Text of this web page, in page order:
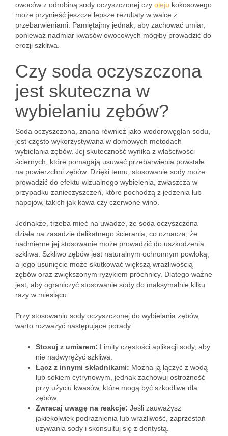
owoców z odrobiną sody oczyszczonej czy oleju kokosowego
może przynieść jeszcze lepsze rezultaty w walce z
przebarwieniami. Pamiętajmy jednak, aby zachować umiar,
ponieważ nadmiar kwasów owocowych mógłby prowadzić do
erozji szkliwa.
Czy soda oczyszczona
jest skuteczna w
wybielaniu zębów?
Soda oczyszczona, znana również jako wodorowęglan sodu,
jest często wykorzystywana w domowych metodach
wybielania zębów. Jej skuteczność wynika z właściwości
ściernych, które pomagają usuwać przebarwienia powstałe
na powierzchni zębów. Dzięki temu, stosowanie sody może
prowadzić do efektu wizualnego wybielenia, zwłaszcza w
przypadku zanieczyszczeń, które pochodzą z jedzenia lub
napojów, takich jak kawa czy czerwone wino.
Jednakże, trzeba mieć na uwadze, że soda oczyszczona
działa na zasadzie delikatnego ścierania, co oznacza, że
nadmierne jej stosowanie może prowadzić do uszkodzenia
szkliwa. Szkliwo zębów jest naturalnym ochronnym powłoką,
a jego usunięcie może skutkować większą wrażliwością
zębów oraz zwiększonym ryzykiem próchnicy. Dlatego ważne
jest, aby ograniczyć stosowanie sody do maksymalnie kilku
razy w miesiącu.
Przy stosowaniu sody oczyszczonej do wybielania zębów,
warto rozważyć następujące porady:
Stosuj z umiarem: Limity częstości aplikacji sody, aby
nie nadwyrężyć szkliwa.
Łącz z innymi składnikami: Można ją łączyć z wodą
lub sokiem cytrynowym, jednak zachowuj ostrożność
przy użyciu kwasów, które mogą być szkodliwe dla
zębów.
Zwracaj uwagę na reakcje: Jeśli zauważysz
jakiekolwiek podrażnienia lub wrażliwość, zaprzestań
używania sody i skonsultuj się z dentystą.